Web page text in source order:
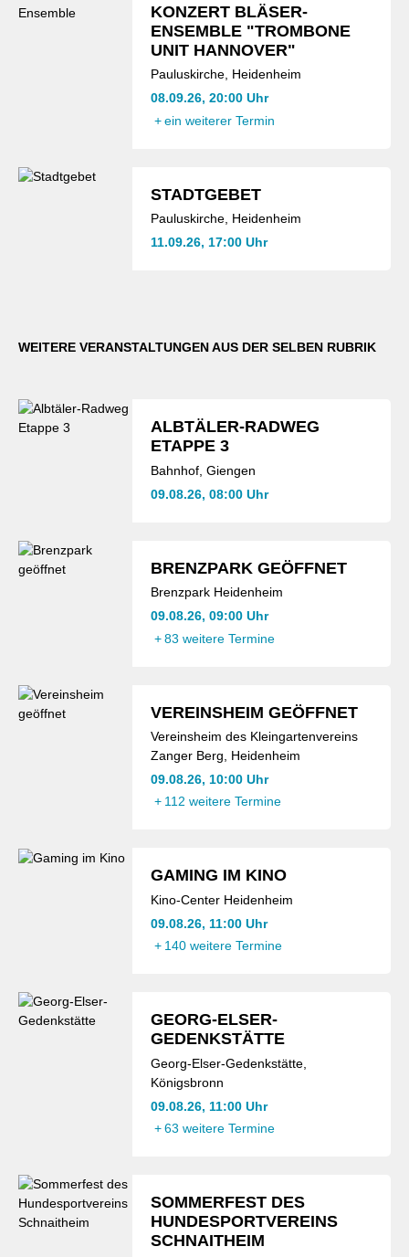
KONZERT BLÄSER-
ENSEMBLE "TROMBONE
UNIT HANNOVER"
Pauluskirche, Heidenheim
08.09.26, 20:00 Uhr
+ ein weiterer Termin
STADTGEBET
Pauluskirche, Heidenheim
11.09.26, 17:00 Uhr
WEITERE VERANSTALTUNGEN AUS DER SELBEN RUBRIK
ALBTÄLER-RADWEG
ETAPPE 3
Bahnhof, Giengen
09.08.26, 08:00 Uhr
BRENZPARK GEÖFFNET
Brenzpark Heidenheim
09.08.26, 09:00 Uhr
+ 83 weitere Termine
VEREINSHEIM GEÖFFNET
Vereinsheim des Kleingartenvereins
Zanger Berg, Heidenheim
09.08.26, 10:00 Uhr
+ 112 weitere Termine
GAMING IM KINO
Kino-Center Heidenheim
09.08.26, 11:00 Uhr
+ 140 weitere Termine
GEORG-ELSER-
GEDENKSTÄTTE
Georg-Elser-Gedenkstätte,
Königsbronn
09.08.26, 11:00 Uhr
+ 63 weitere Termine
SOMMERFEST DES
HUNDESPORTVEREINS
SCHNAITHEIM